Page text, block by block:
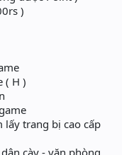
)
( H )
lấy trang bị cao cấp